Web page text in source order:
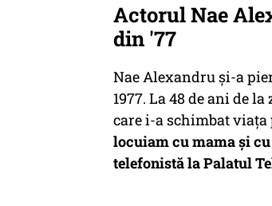
Actorul Nae
din '77
Nae Alexandru și-a
1977. La 48 de ani de
care i-a schimbat viața
locuiam cu mama și
telefonistă la Palatul